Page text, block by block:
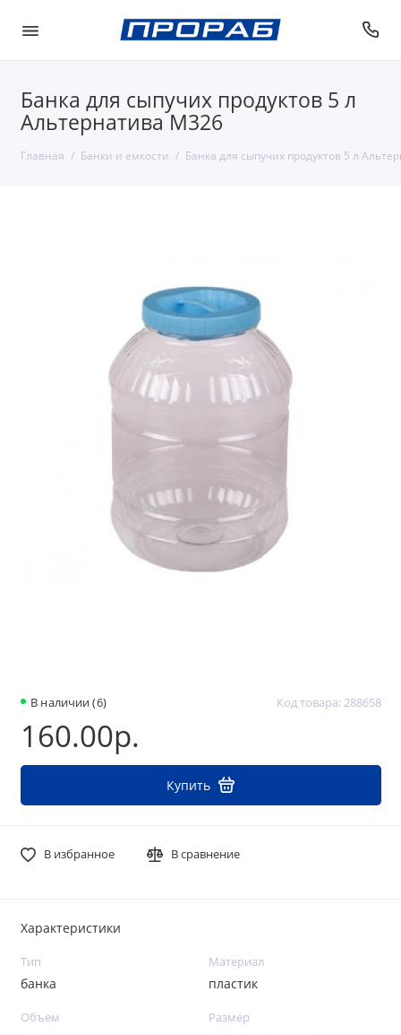
Банка для сыпучих продуктов 5 л
Альтернатива М326
Главная Банки и емкости Банка для сыпучих продуктов 5 л
В наличии (6) Код товара: 288658
160.00р.
Купить
В избранное В сравнение
Характеристики
Тип
банка
Материал
пластик
Объем Размер